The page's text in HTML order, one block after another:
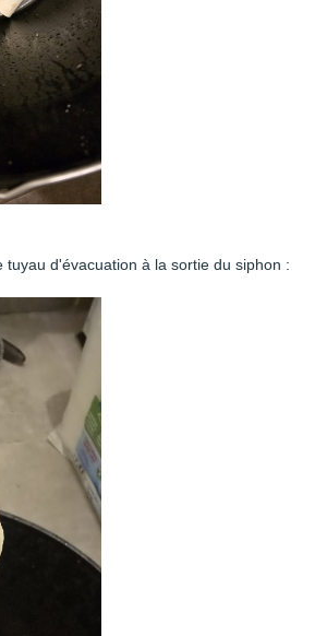
tuyau d'évacuation à la sortie du siphon :